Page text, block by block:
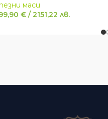
маси
€ / 2151,22 лв.